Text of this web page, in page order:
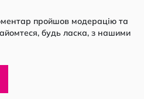
пройшов модерацію та
будь ласка, з нашими